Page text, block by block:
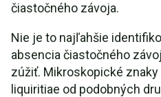
čiastočného závoja.
Nie je to najľahšie
absencia čiastočného
zúžiť. Mikroskopické
liquiritiae od podobných